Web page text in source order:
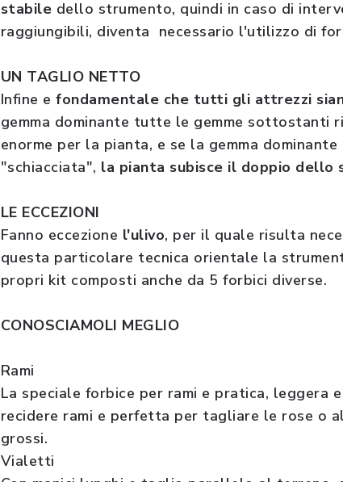
stabile dello strumento, quindi in caso di
raggiungibili, diventa necessario l'utilizzo di
UN TAGLIO NETTO
Infine efondamentale che tutti gli attrezzi
gemma dominante tutte le gemme sottostanti
enorme per la pianta, e se la gemma
"schiacciata", la pianta subisce il doppio dello
LE ECCEZIONI
Fanno eccezione l'ulivo, per il quale risulta
questa particolare tecnica orientale la
propri kit composti anche da 5 forbici diverse.
CONOSCIAMOLI MEGLIO
Rami
La speciale forbice per rami e pratica, leggera
recidere rami e perfetta per tagliare le rose o
grossi.
Vialetti